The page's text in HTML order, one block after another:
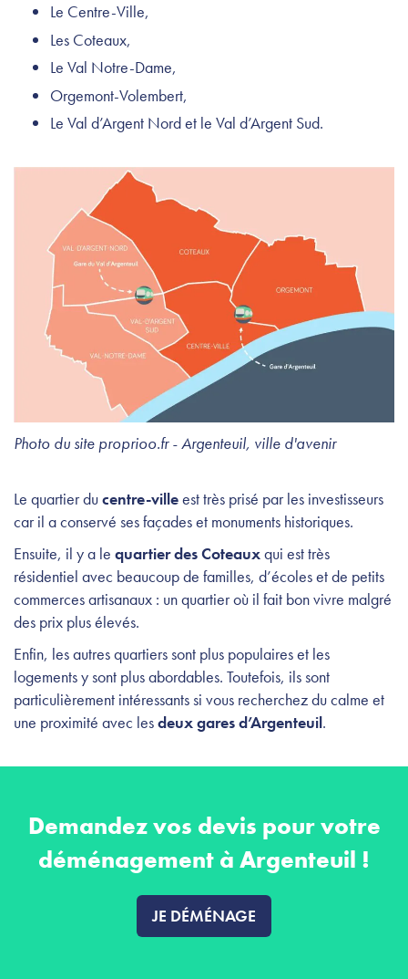
Le Centre-Ville,
Les Coteaux,
Le Val Notre-Dame,
Orgemont-Volembert,
Le Val d’Argent Nord et le Val d’Argent Sud.
Photo du site proprioo.fr - Argenteuil, ville d'avenir
Le quartier ducentre-villeest très prisé par les investisseurs
car il a conservé ses façades et monuments historiques.
Ensuite, il y a le quartier des Coteauxqui est très
résidentiel avec beaucoup de familles, d’écoles et de petits
commerces artisanaux : un quartier où il fait bon vivre malgré
des prix plus élevés.
Enfin, les autres quartiers sont plus populaires et les
logements y sont plus abordables. Toutefois, ils sont
particulièrement intéressants si vous recherchez du calme et
une proximité avec lesdeux gares d’Argenteuil.
Demandez vos devis pour votre
déménagement à Argenteuil !
JE DÉMÉNAGE